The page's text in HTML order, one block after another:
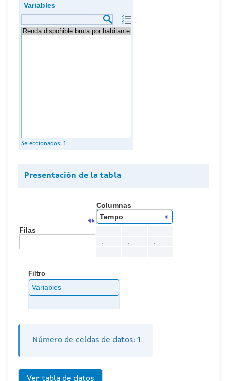
Variables
Seleccionados: 1
Presentación de la tabla
Columnas
Tempo
Filas
Filtro
Variables
Número de celdas de datos: 1